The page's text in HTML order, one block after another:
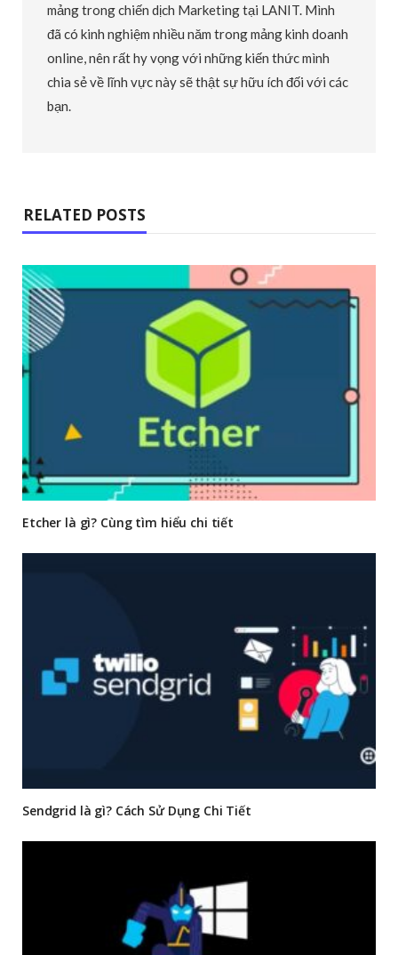
mảng trong chiến dịch Marketing tại LANIT. Mình
đã có kinh nghiệm nhiều năm trong mảng kinh doanh
online, nên rất hy vọng với những kiến thức mình
chia sẻ về lĩnh vực này sẽ thật sự hữu ích đối với các
bạn.
RELATED POSTS
Etcher là gì? Cùng tìm hiểu chi tiết
Sendgrid là gì? Cách Sử Dụng Chi Tiết